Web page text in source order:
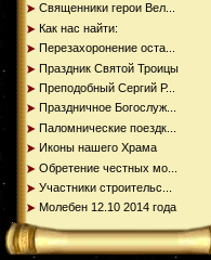
Священники герои Вел...
Как нас найти:
Перезахоронение оста...
Праздник Святой Троицы
Преподобный Сергий Р...
Праздничное Богослуж...
Паломнические поездк...
Иконы нашего Храма
Обретение честных мо...
Участники строительс...
Молебен 12.10 2014 года